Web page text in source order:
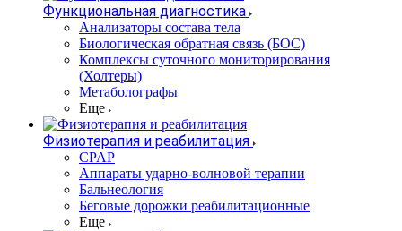
Функциональная диагностика
Анализаторы состава тела
Биологическая обратная связь (БОС)
Комплексы суточного мониторирования
(Холтеры)
Метаболографы
Еще
Физиотерапия и реабилитация
CPAP
Аппараты ударно-волновой терапии
Бальнеология
Беговые дорожки реабилитационные
Еще